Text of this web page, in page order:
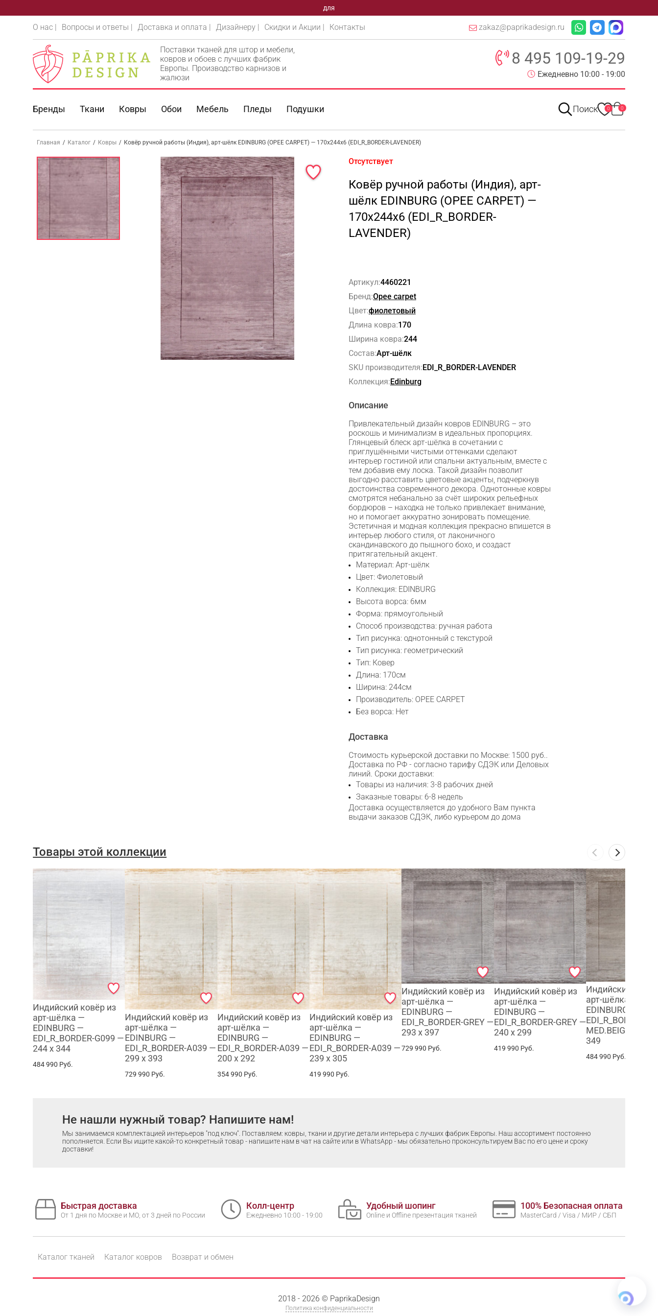
для
О нас | Вопросы и ответы | Доставка и оплата | Дизайнеру | Скидки и Акции | Контакты zakaz@paprikadesign.ru
Поставки тканей для штор и мебели,
ковров и обоев с лучших фабрик
Европы. Производство карнизов и
жалюзи
8 495 109-19-29
Ежедневно 10:00 - 19:00
Бренды Ткани Ковры Обои Мебель Пледы Подушки Поиск 0 0
Главная / Каталог / Ковры / Ковёр ручной работы (Индия), арт-шёлк EDINBURG (OPEE CARPET) — 170x244x6 (EDI_R_BORDER-LAVENDER)
Отсутствует
Ковёр ручной работы (Индия), арт-
шёлк EDINBURG (OPEE CARPET) —
170x244x6 (EDI_R_BORDER-
LAVENDER)
Артикул:4460221
Бренд:Opee carpet
Цвет:фиолетовый
Длина ковра:170
Ширина ковра:244
Состав:Арт-шёлк
SKU производителя:EDI_R_BORDER-LAVENDER
Коллекция:Edinburg
Описание
Привлекательный дизайн ковров EDINBURG – это
роскошь и минимализм в идеальных пропорциях.
Глянцевый блеск арт-шёлка в сочетании с
приглушёнными чистыми оттенками сделают
интерьер гостиной или спальни актуальным, вместе с
тем добавив ему лоска. Такой дизайн позволит
выгодно расставить цветовые акценты, подчеркнув
достоинства современного декора. Однотонные ковры
смотрятся небанально за счёт широких рельефных
бордюров – находка не только привлекает внимание,
но и помогает аккуратно зонировать помещение.
Эстетичная и модная коллекция прекрасно впишется в
интерьер любого стиля, от лаконичного
скандинавского до пышного бохо, и создаст
притягательный акцент.
Материал: Арт-шёлк
Цвет: Фиолетовый
Коллекция: EDINBURG
Высота ворса: 6мм
Форма: прямоугольный
Способ производства: ручная работа
Тип рисунка: однотонный с текстурой
Тип рисунка: геометрический
Тип: Ковер
Длина: 170см
Ширина: 244см
Производитель: OPEE CARPET
Без ворса: Нет
Доставка
Стоимость курьерской доставки по Москве: 1500 руб..
Доставка по РФ - согласно тарифу СДЭК или Деловых
линий. Сроки доставки:
Товары из наличия: 3-8 рабочих дней
Заказные товары: 6-8 недель
Доставка осуществляется до удобного Вам пункта
выдачи заказов СДЭК, либо курьером до дома
Товары этой коллекции
Индийский ковёр из
арт-шёлка —
EDINBURG —
EDI_R_BORDER-G099 —
244 x 344
484 990 Руб.
Индийский ковёр из
арт-шёлка —
EDINBURG —
EDI_R_BORDER-A039 —
299 x 393
729 990 Руб.
Индийский ковёр из
арт-шёлка —
EDINBURG —
EDI_R_BORDER-A039 —
200 x 292
354 990 Руб.
Индийский ковёр из
арт-шёлка —
EDINBURG —
EDI_R_BORDER-A039 —
239 x 305
419 990 Руб.
Индийский ковёр из
арт-шёлка —
EDINBURG —
EDI_R_BORDER-GREY —
293 x 397
729 990 Руб.
Индийский ковёр из
арт-шёлка —
EDINBURG —
EDI_R_BORDER-GREY —
240 x 299
419 990 Руб.
Индийский
арт-шёлка —
EDINBURG —
EDI_R_BORDER-
MED.BEIGE — 244
349
484 990 Руб.
Не нашли нужный товар? Напишите нам!
Мы занимаемся комплектацией интерьеров "под ключ". Поставляем: ковры, ткани и другие детали интерьера с лучших фабрик Европы. Наш ассортимент постоянно
пополняется. Если Вы ищите какой-то конкретный товар - напишите нам в чат на сайте или в WhatsApp - мы обязательно проконсультируем Вас по его цене и сроку
доставки!
Быстрая доставка
От 1 дня по Москве и МО, от 3 дней по России
Колл-центр
Ежедневно 10:00 - 19:00
Удобный шопинг
Online и Offline презентация тканей
100% Безопасная оплата
MasterCard / Visa / МИР / СБП
Каталог тканей Каталог ковров Возврат и обмен
2018 - 2026 © PaprikaDesign
Политика конфиденциальности
WhatsApp
Telegram